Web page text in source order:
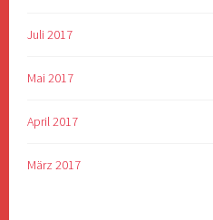
Juli 2017
Mai 2017
April 2017
März 2017